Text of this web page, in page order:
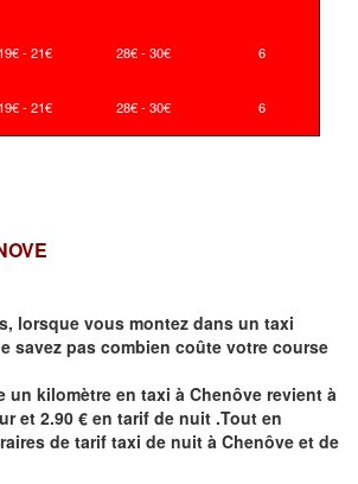
19€ - 21€ 28€ - 30€ 6
19€ - 21€ 28€ - 30€ 6
lorsque vous montez dans un taxi
savez pas combien coûte votre course
un kilomètre en taxi à Chenôve revient à
et 2.90 € en tarif de nuit .Tout en
de tarif taxi de nuit à Chenôve et de